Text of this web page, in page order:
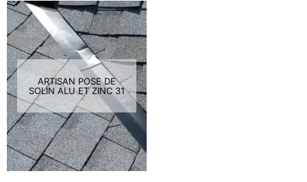
ARTISAN POSE DE
SOLIN ALU ET ZINC 31